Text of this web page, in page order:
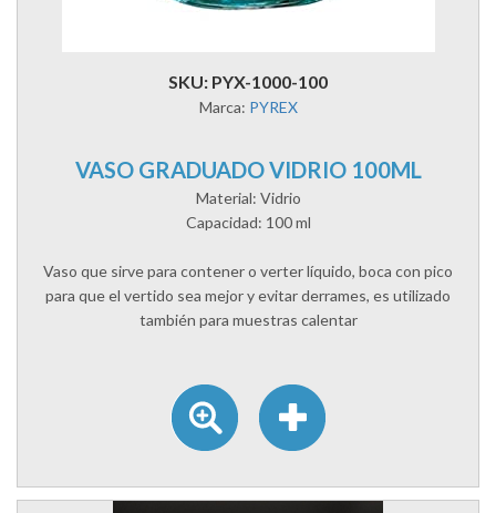
SKU: PYX-1000-100
Marca: PYREX
VASO GRADUADO VIDRIO 100ML
Material: Vidrio
Capacidad: 100 ml
Vaso que sirve para contener o verter líquido, boca con pico
para que el vertido sea mejor y evitar derrames, es utilizado
también para muestras calentar